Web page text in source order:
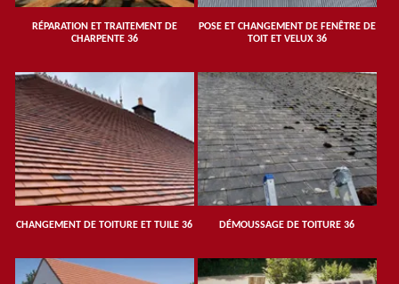
RÉPARATION ET TRAITEMENT DE
CHARPENTE 36
POSE ET CHANGEMENT DE FENÊTRE DE
TOIT ET VELUX 36
CHANGEMENT DE TOITURE ET TUILE 36 DÉMOUSSAGE DE TOITURE 36